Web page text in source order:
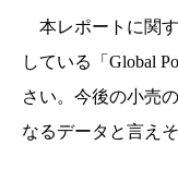
本レポートに関
している「Global
さい。今後の小売
なるデータと言えそ